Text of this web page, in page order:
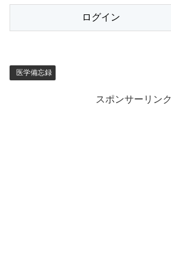
医学備忘録
スポンサーリンク